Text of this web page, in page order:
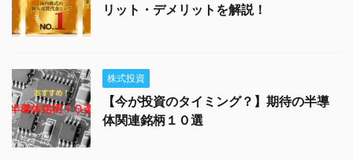
リット・デメリットを解説！
株式投資
【今が投資のタイミング？】期待の半導
体関連銘柄１０選